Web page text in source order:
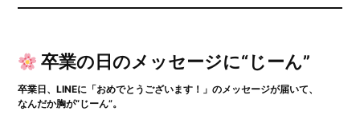
卒業の日のメッセージに“じーん”
卒業日、LINEに「おめでとうございます！」のメッセージが届いて、
なんだか胸が“じーん”。